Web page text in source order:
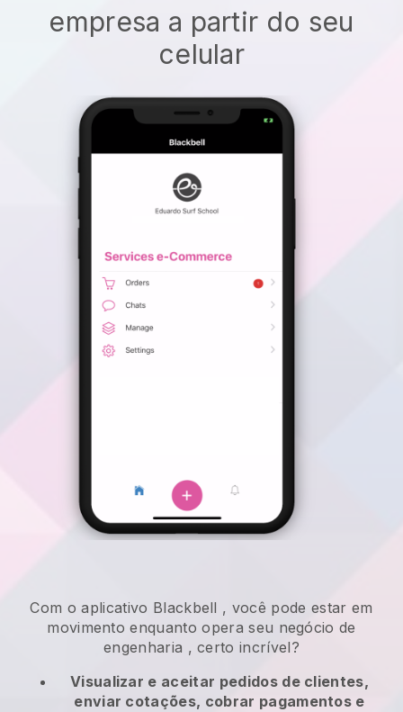
empresa a partir do seu
celular
Com o aplicativo Blackbell , você pode estar em
movimento enquanto opera seu negócio de
engenharia , certo incrível?
Visualizar e aceitar pedidos de clientes,
enviar cotações, cobrar pagamentos e